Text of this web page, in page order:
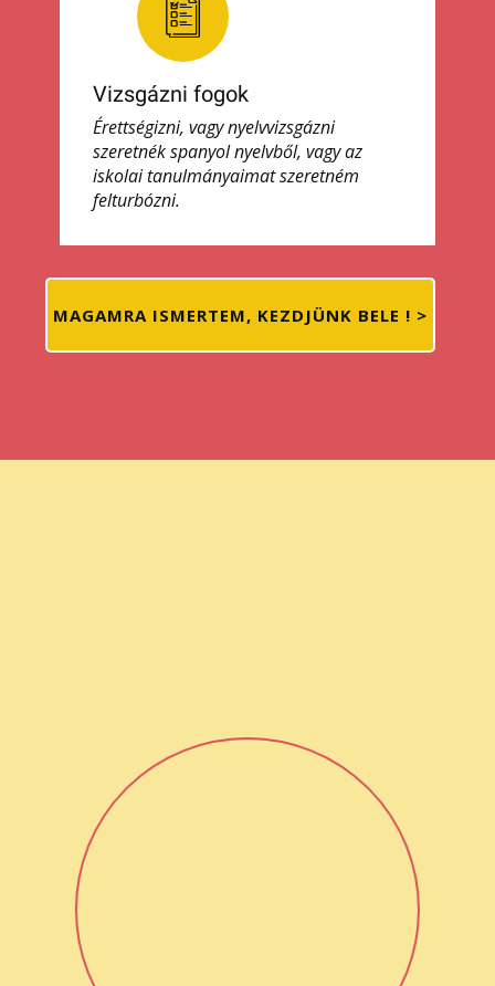
Vizsgázni fogok
Érettségizni, vagy nyelvvizsgázni
szeretnék spanyol nyelvből, vagy az
iskolai tanulmányaimat szeretném
felturbózni.
MAGAMRA ISMERTEM, KEZDJÜNK BELE ! >